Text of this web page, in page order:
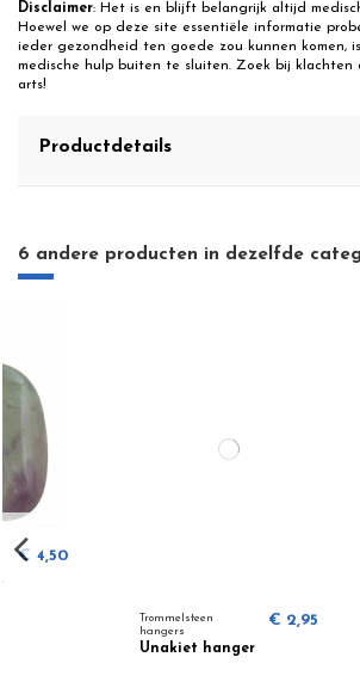
Disclaimer: Het is en blijft belangrijk altijd
Hoewel we op deze site essentiële informatie
ieder gezondheid ten goede zou kunnen komen,
medische hulp buiten te sluiten. Zoek bij
arts!
Productdetails
6 andere producten in dezelfde
Unakiet hanger
€ 2,95